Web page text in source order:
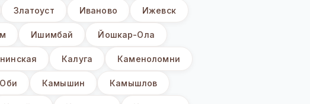
Златоуст Иваново Ижевск
Ишимбай Йошкар-Ола
Калуга Каменоломни
Камышин Камышлов